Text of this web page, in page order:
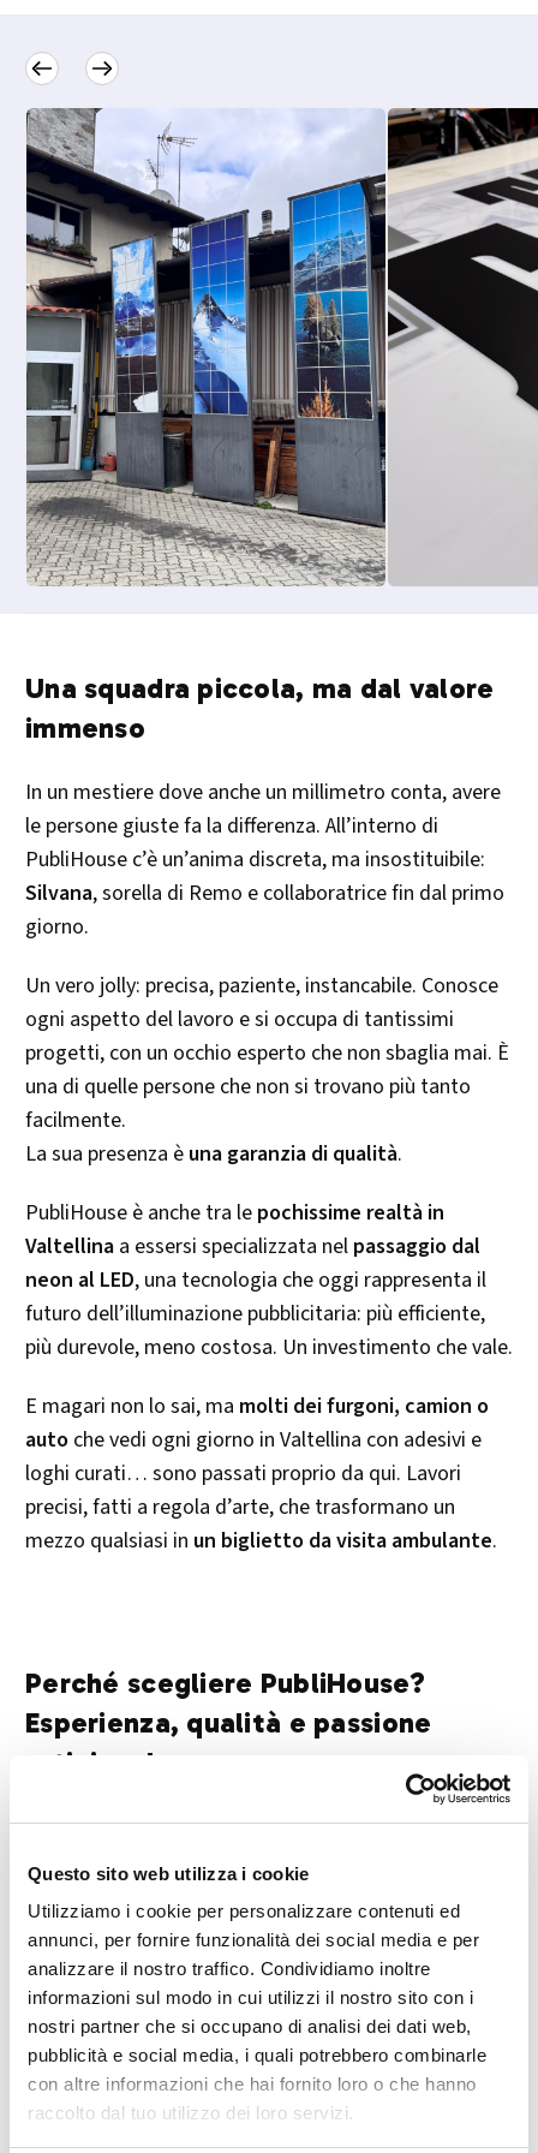
Questo sito web utilizza i cookie
Utilizziamo i cookie per personalizzare contenuti ed
annunci, per fornire funzionalità dei social media e per
analizzare il nostro traffico. Condividiamo inoltre
informazioni sul modo in cui utilizzi il nostro sito con i
nostri partner che si occupano di analisi dei dati web,
pubblicità e social media, i quali potrebbero combinarle
con altre informazioni che hai fornito loro o che hanno
raccolto dal tuo utilizzo dei loro servizi.
Una squadra piccola, ma dal valore
immenso
In un mestiere dove anche un millimetro conta, avere
le persone giuste fa la differenza. All’interno di
PubliHouse c’è un’anima discreta, ma insostituibile:
Silvana, sorella di Remo e collaboratrice fin dal primo
giorno.
Un vero jolly: precisa, paziente, instancabile. Conosce
ogni aspetto del lavoro e si occupa di tantissimi
progetti, con un occhio esperto che non sbaglia mai. È
una di quelle persone che non si trovano più tanto
facilmente.
La sua presenza è una garanzia di qualità.
PubliHouse è anche tra le pochissime realtà in
Valtellina a essersi specializzata nel passaggio dal
neon al LED, una tecnologia che oggi rappresenta il
futuro dell’illuminazione pubblicitaria: più efficiente,
più durevole, meno costosa. Un investimento che vale.
E magari non lo sai, ma molti dei furgoni, camion o
auto che vedi ogni giorno in Valtellina con adesivi e
loghi curati… sono passati proprio da qui. Lavori
precisi, fatti a regola d’arte, che trasformano un
mezzo qualsiasi in un biglietto da visita ambulante.
Perché scegliere PubliHouse?
Esperienza, qualità e passione
artigianale
PubliHouse è un laboratorio artigianale, sì. Ma con
visione moderna e tecnologia avanzata
Utilizzano attrezzature professionali, noleggiano
piattaforme aeree per installazioni in quota e sono in
grado di adattarsi aqualsiasi esigenza del cliente
Collaborano con:
Aziende